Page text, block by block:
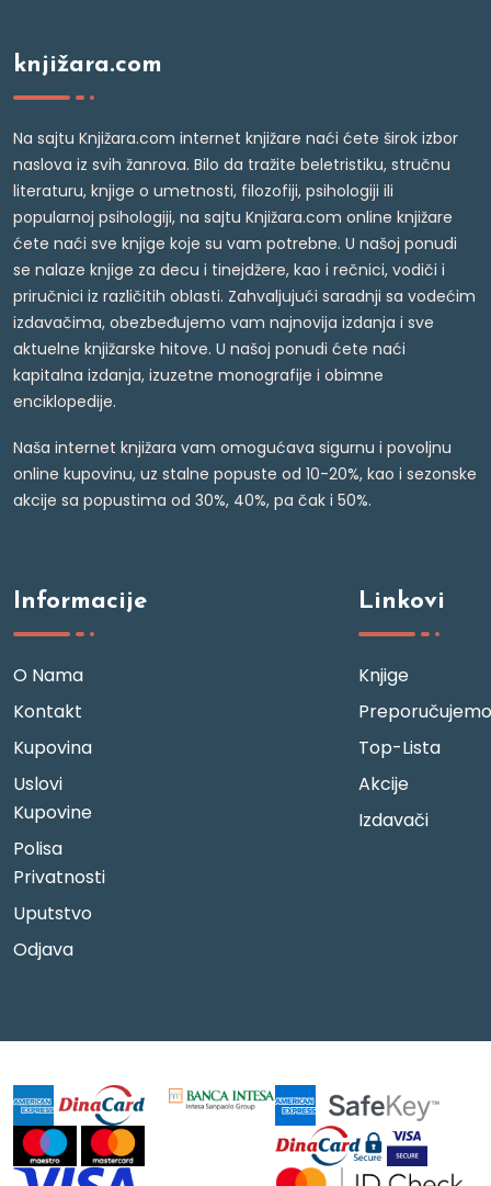
knjižara.com
Na sajtu Knjižara.com internet knjižare naći ćete širok izbor
naslova iz svih žanrova. Bilo da tražite beletristiku, stručnu
literaturu, knjige o umetnosti, filozofiji, psihologiji ili
popularnoj psihologiji, na sajtu Knjižara.com online knjižare
ćete naći sve knjige koje su vam potrebne. U našoj ponudi
se nalaze knjige za decu i tinejdžere, kao i rečnici, vodiči i
priručnici iz različitih oblasti. Zahvaljujući saradnji sa vodećim
izdavačima, obezbeđujemo vam najnovija izdanja i sve
aktuelne knjižarske hitove. U našoj ponudi ćete naći
kapitalna izdanja, izuzetne monografije i obimne
enciklopedije.
Naša internet knjižara vam omogućava sigurnu i povoljnu
online kupovinu, uz stalne popuste od 10-20%, kao i sezonske
akcije sa popustima od 30%, 40%, pa čak i 50%.
Informacije
O Nama
Kontakt
Kupovina
Uslovi
Kupovine
Polisa
Privatnosti
Uputstvo
Odjava
Linkovi
Knjige
Preporučujemo
Top-Lista
Akcije
Izdavači